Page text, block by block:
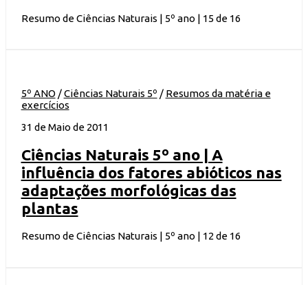
Resumo de Ciências Naturais | 5º ano | 15 de 16
5º ANO /Ciências Naturais 5º / Resumos da matéria e
exercícios
31 de Maio de 2011
Ciências Naturais 5º ano | A
influência dos fatores abióticos nas
adaptações morfológicas das
plantas
Resumo de Ciências Naturais | 5º ano | 12 de 16